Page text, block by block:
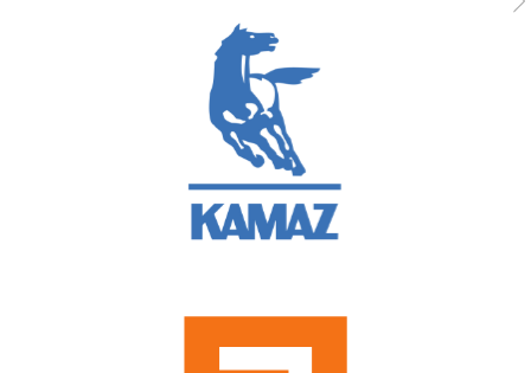
Проведение всего комплекса
работ в строгом
стандартами,
и производственно-
Качественное
гарантийное
обслуживание